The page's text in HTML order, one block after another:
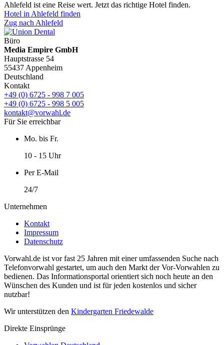
Ahlefeld ist eine Reise wert. Jetzt das richtige Hotel finden.
Hotel in Ahlefeld finden
Zug nach Ahlefeld
Büro
Media Empire GmbH
Hauptstrasse 54
55437 Appenheim
Deutschland
Kontakt
+49 (0) 6725 - 998 7 005
+49 (0) 6725 - 998 5 005
kontakt@vorwahl.de
Für Sie erreichbar
Mo. bis Fr.
10 - 15 Uhr
Per E-Mail
24/7
Unternehmen
Kontakt
Impressum
Datenschutz
Vorwahl.de ist vor fast 25 Jahren mit einer umfassenden Suche nach
Telefonvorwahl gestartet, um auch den Markt der Vor-Vorwahlen zu
bedienen. Das Informationsportal orientiert sich noch heute an den
Wünschen des Kunden und ist für jeden kostenlos und sicher
nutzbar!
Wir unterstützen den Kindergarten Friedewalde
Direkte Einsprünge